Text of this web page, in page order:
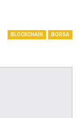
BLOCKCHAIN BORSA